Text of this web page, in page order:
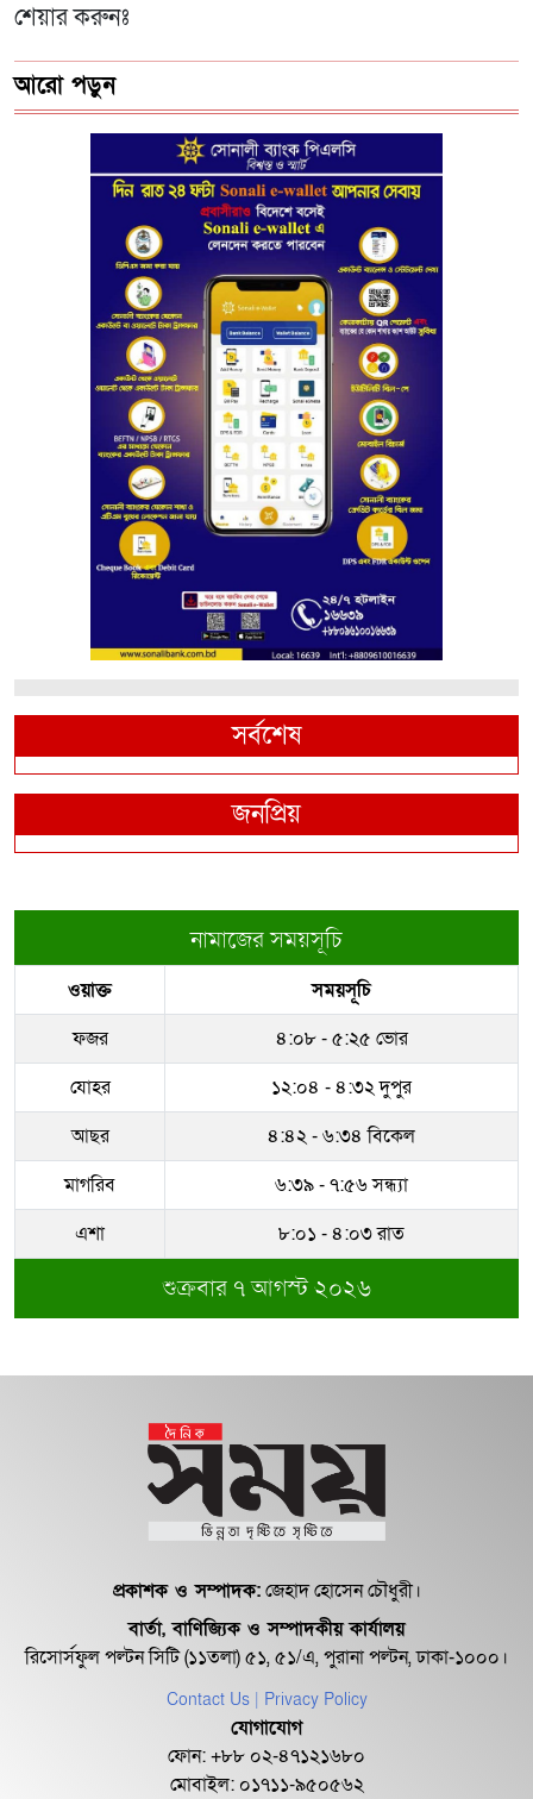
শেয়ার করুনঃ
আরো পড়ুন
সর্বশেষ
জনপ্রিয়
নামাজের সময়সূচি
ওয়াক্ত
সময়সূচি
ফজর
৪:০৮ - ৫:২৫ ভোর
যোহর
১২:০৪ - ৪:৩২ দুপুর
আছর
৪:৪২ - ৬:৩৪ বিকেল
মাগরিব
৬:৩৯ - ৭:৫৬ সন্ধ্যা
এশা
৮:০১ - ৪:০৩ রাত
শুক্রবার ৭ আগস্ট ২০২৬
প্রকাশক ও সম্পাদক:জেহাদ হোসেন চৌধুরী।
বার্তা, বাণিজ্যিক ও সম্পাদকীয় কার্যালয়
রিসোর্সফুল পল্টন সিটি (১১তলা) ৫১, ৫১/এ, পুরানা পল্টন, ঢাকা-১০০০।
Contact Us | Privacy Policy
যোগাযোগ
ফোন: +৮৮ ০২-৪৭১২১৬৮০
মোবাইল: ০১৭১১-৯৫০৫৬২